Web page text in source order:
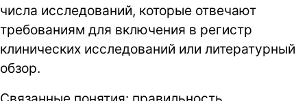
числа исследований, которые отвечают
требованиям для включения в регистр
клинических исследований или литературный
обзор.